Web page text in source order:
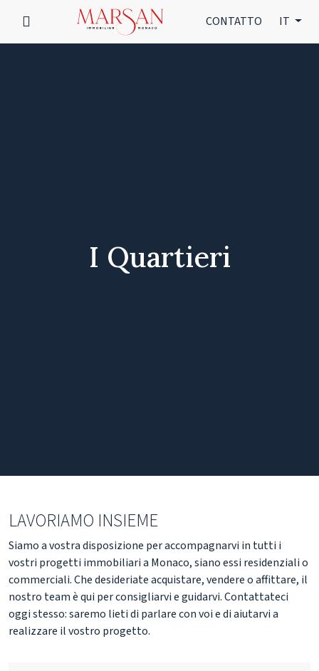
CONTATTO IT
I Quartieri
LAVORIAMO INSIEME
Siamo a vostra disposizione per accompagnarvi in tutti i
vostri progetti immobiliari a Monaco, siano essi residenziali o
commerciali. Che desideriate acquistare, vendere o affittare, il
nostro team è qui per consigliarvi e guidarvi. Contattateci
oggi stesso: saremo lieti di parlare con voi e di aiutarvi a
realizzare il vostro progetto.